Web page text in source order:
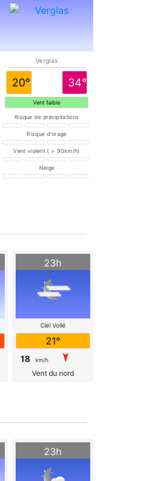
Verglas
20° 34°
Vent faible
Risque de précipitations
Risque d'orage
Vent violent ( > 90km/h)
Neige
23h
Ciel Voilé
21°
18 km/h
Vent du nord
23h